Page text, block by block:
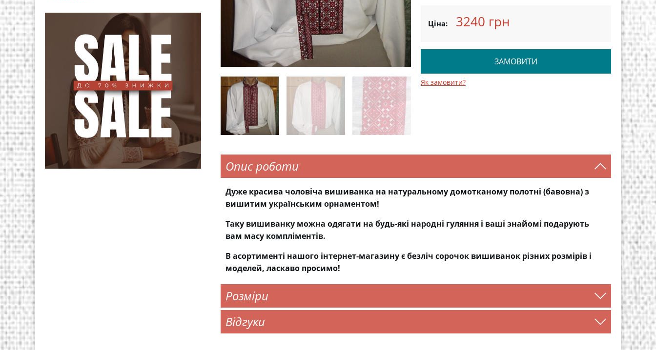
Ціна: 3240 грн
ЗАМОВИТИ
Як замовити?
Опис роботи
Дуже красива чоловіча вишиванка на натуральному домотканому полотні (бавовна) з
вишитим українським орнаментом!
Таку вишиванку можна одягати на будь-які народні гуляння і ваші знайомі подарують
вам масу компліментів.
В асортименті нашого інтернет-магазину є безліч сорочок вишиванок різних розмірів і
моделей, ласкаво просимо!
Розміри
Відгуки